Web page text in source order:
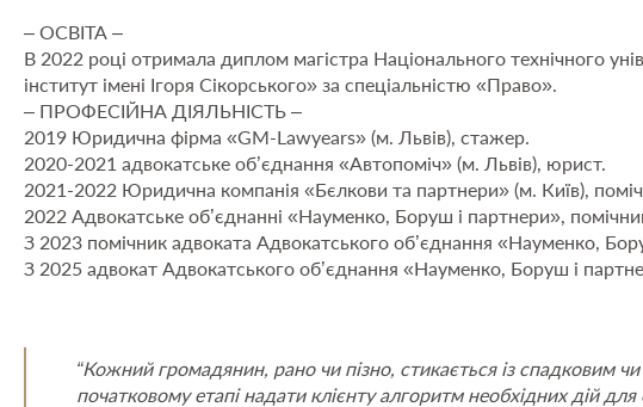
– ОСВІТА –
В 2022 році отримала диплом магістра Національного технічного
інститут імені Ігоря Сікорського» за спеціальністю «Право».
– ПРОФЕСІЙНА ДІЯЛЬНІСТЬ –
2019 Юридична фірма «GM-Lawyears» (м. Львів), стажер.
2020-2021 адвокатське об’єднання «Автопоміч» (м. Львів), юрист.
2021-2022 Юридична компанія «Бєлкови та партнери» (м. Київ),
2022 Адвокатське об’єднанні «Науменко, Боруш і партнери»,
З 2023 помічник адвоката Адвокатського об’єднання «Науменко,
З 2025 адвокат Адвокатського об’єднання «Науменко, Боруш і
“Кожний громадянин, рано чи пізно, стикається із
початковому етапі надати клієнту алгоритм необхідних дій